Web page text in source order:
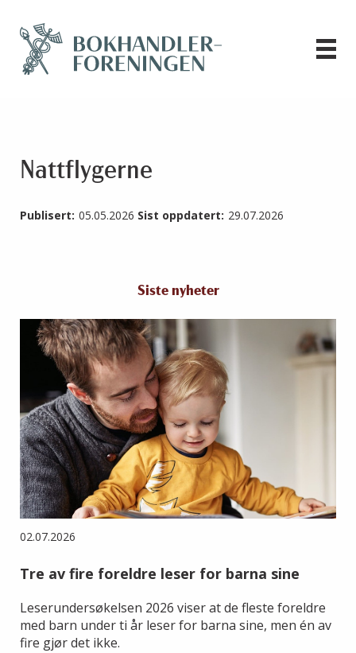
Nattflygerne
Publisert: 05.05.2026 Sist oppdatert: 29.07.2026
Siste nyheter
02.07.2026
Tre av fire foreldre leser for barna sine
Leserundersøkelsen 2026 viser at de fleste foreldre
med barn under ti år leser for barna sine, men én av
fire gjør det ikke.